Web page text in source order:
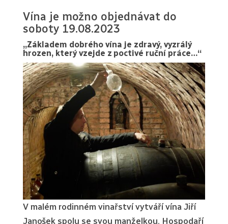
Vína je možno objednávat do
soboty 19.08.2023
„Základem dobrého vína je zdravý, vyzrálý
hrozen, který vzejde z poctivé ruční práce…“
V malém rodinném vinařství vytváří vína Jiří
Janošek spolu se svou manželkou. Hospodaří